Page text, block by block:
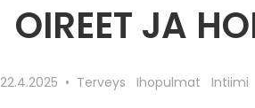
OIREET JA
22.4.2025 Terveys Ihopulmat Intiimi